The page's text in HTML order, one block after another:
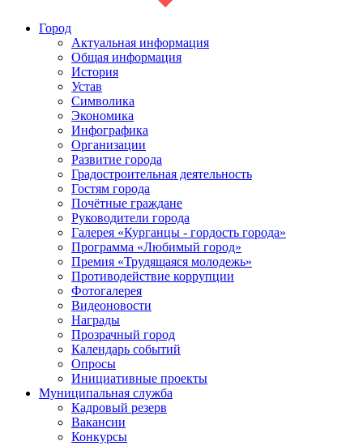
Город
Актуальная информация
Общая информация
История
Устав
Символика
Экономика
Инфографика
Организации
Развитие города
Градостроительная деятельность
Гостям города
Почётные граждане
Руководители города
Галерея «Курганцы - гордость города»
Программа «Любимый город»
Премия «Трудящаяся молодежь»
Противодействие коррупции
Фотогалерея
Видеоновости
Награды
Прозрачный город
Календарь событий
Опросы
Инициативные проекты
Муниципальная служба
Кадровый резерв
Вакансии
Конкурсы